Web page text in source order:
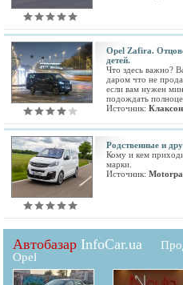
Opel Zafira.
детей.
Что здесь важно?
даром что не
если вам нужен
подождать
Источник: Клаксон
Родственные и
Кому и кем
марки.
Источник:
Автобазар InfoCar.ua
Opel